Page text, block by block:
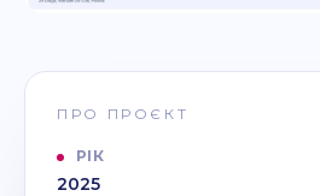
ПРО ПРОЄКТ
РІК
2025